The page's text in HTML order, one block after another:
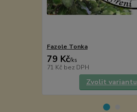
Fazole Tonka
79 Kč/ks
71 Kč bez DPH
Zvolit variantu